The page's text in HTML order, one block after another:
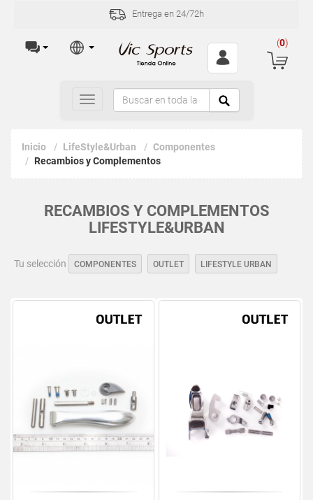
Entrega en 24/72h
(0)
Toggle
navigation
Inicio LifeStyle&Urban
Componentes
Recambios y Complementos
RECAMBIOS Y COMPLEMENTOS
LIFESTYLE&URBAN
Tu selección COMPONENTES OUTLET LIFESTYLE URBAN